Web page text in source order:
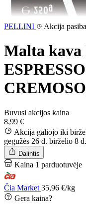
PELLINI Akcija
Malta
Buvusi akcijos kaina
8,99 €
Akcija galiojo iki
gegužės 26 d. birželio 8 d.
Dalintis
Kaina 1 parduotuvėje
Čia Market 35,96 €/kg
Gera kaina?